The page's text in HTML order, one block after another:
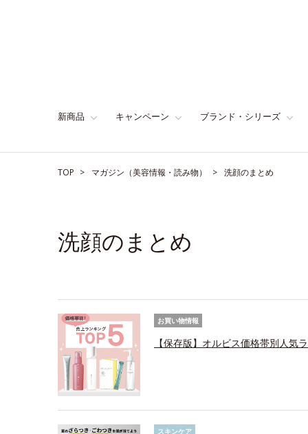
新商品 キャンペーン ブランド・シリーズ
TOP マガジン（美容情報・読み物） 洗顔のまとめ
洗顔のまとめ
お買い物情報
【保存版】オルビス価格帯別人
スキンケア